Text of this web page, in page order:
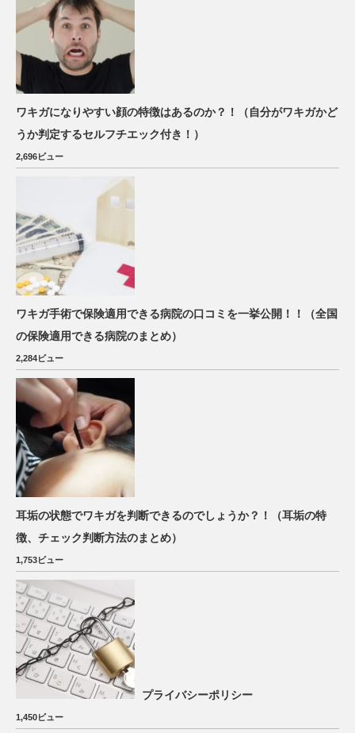
ワキガになりやすい顔の特徴はあるのか？！（自分がワキガかど
うか判定するセルフチエック付き！）
2,696ビュー
ワキガ手術で保険適用できる病院の口コミを一挙公開！！（全国
の保険適用できる病院のまとめ）
2,284ビュー
耳垢の状態でワキガを判断できるのでしょうか？！（耳垢の特
徴、チェック判断方法のまとめ）
1,753ビュー
プライバシーポリシー
1,450ビュー